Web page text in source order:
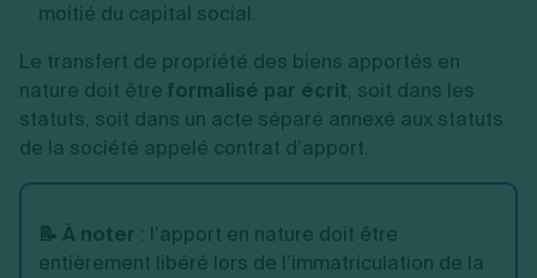
moitié du capital social.
Le transfert de propriété des biens apportés en
nature doit être formalisé par écrit, soit dans les
statuts, soit dans un acte séparé annexé aux statuts
de la société appelé contrat d’apport.
📝 À noter : l’apport en nature doit être
entièrement libéré lors de l’immatriculation de la